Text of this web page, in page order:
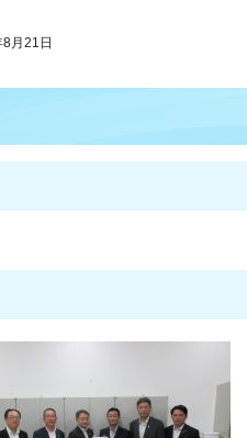
月21日